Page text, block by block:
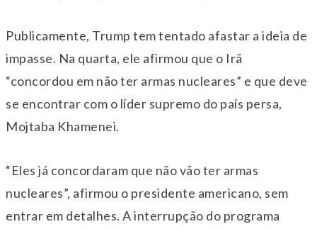
Publicamente, Trump tem tentado afastar a ideia de
impasse. Na quarta, ele afirmou que o Irã
“concordou em não ter armas nucleares” e que deve
se encontrar com o líder supremo do país persa,
Mojtaba Khamenei.
“Eles já concordaram que não vão ter armas
nucleares”, afirmou o presidente americano, sem
entrar em detalhes. A interrupção do programa